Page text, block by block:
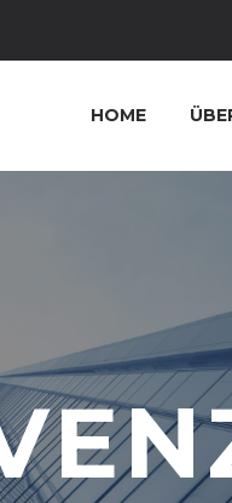
HOME